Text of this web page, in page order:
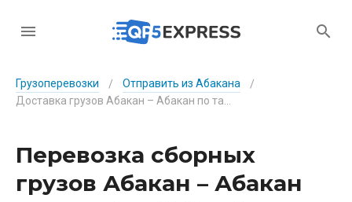
Грузоперевозки / Отправить из Абакана
/
Перевозка сборных
грузов Абакан – Абакан